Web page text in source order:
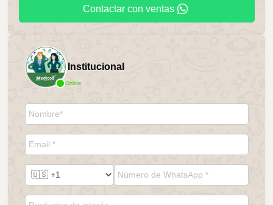
Contactar con ventas
Online
Institucional